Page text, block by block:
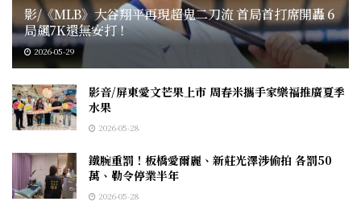
影/《MLB》大谷翔平再現超鬼二刀流 首局首打席開轟 6
局飆7K還無安打！
2026-05-29
影音/屏東愛文芒果上市 周春米攜手家樂福推廣夏季
水果
2026-05-28
鐵腕重罰！板橋愛爾麗、新莊光澤涉偷拍 各罰50
萬、勒令停業半年
2026-05-28